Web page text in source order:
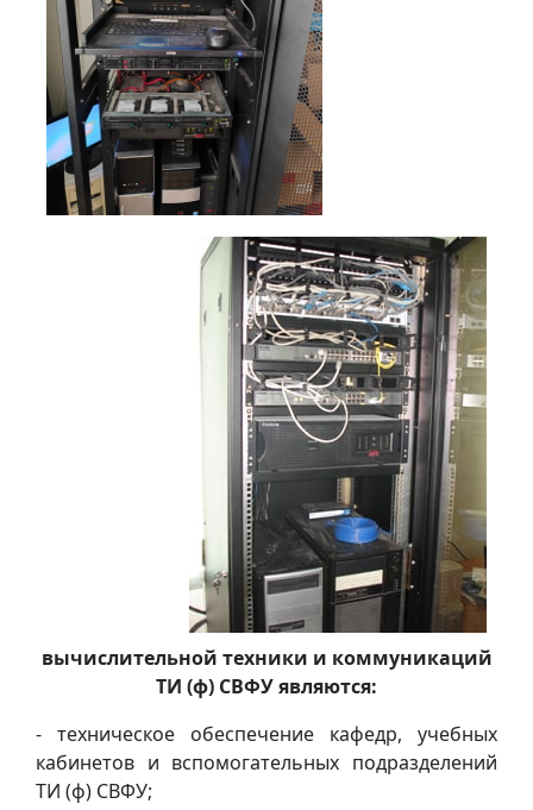
вычислительной техники и коммуникаций
ТИ (ф) СВФУ являются:
- техническое обеспечение кафедр, учебных
кабинетов и вспомогательных подразделений
ТИ (ф) СВФУ;